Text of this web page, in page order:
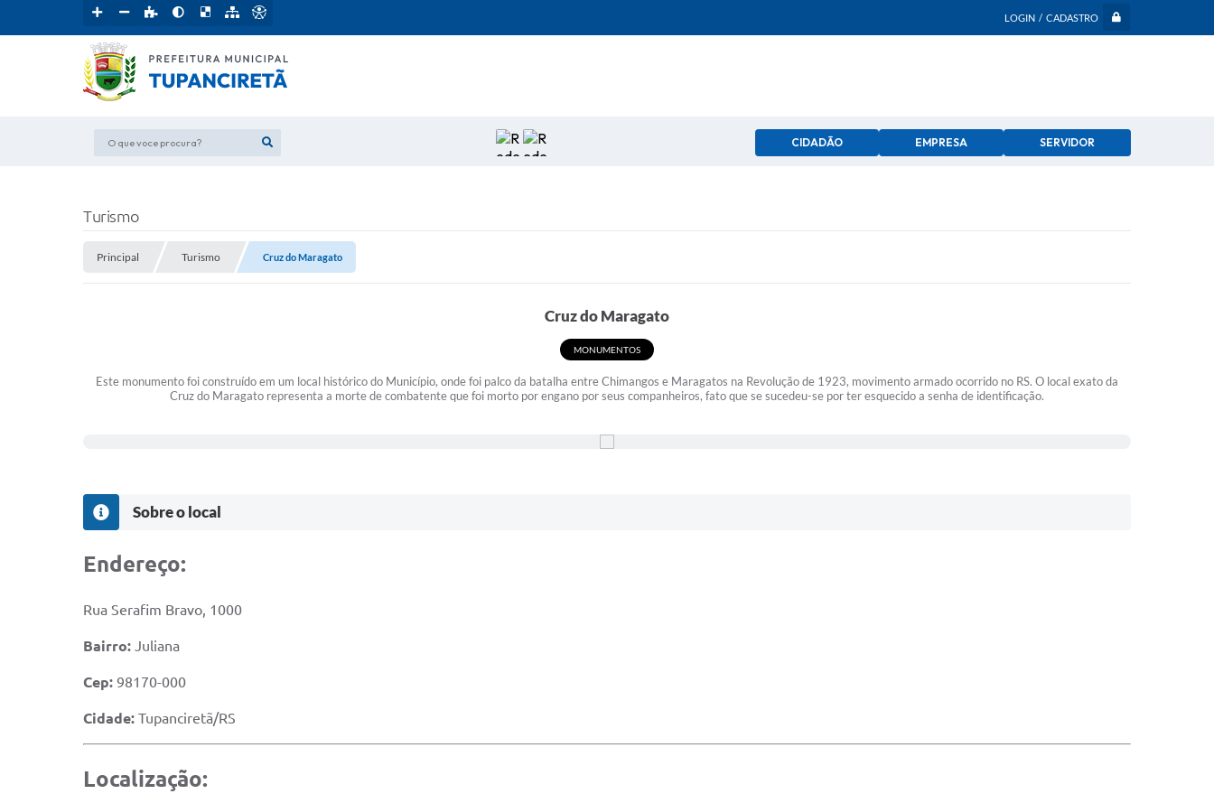
LOGIN / CADASTRO
O que voce procura? CIDADÃO EMPRESA SERVIDOR
Turismo
Principal Turismo Cruz do Maragato
Cruz do Maragato
MONUMENTOS
Este monumento foi construído em um local histórico do Município, onde foi palco da batalha entre Chimangos e Maragatos na Revolução de 1923, movimento armado ocorrido no RS. O local exato da
Cruz do Maragato representa a morte de combatente que foi morto por engano por seus companheiros, fato que se sucedeu-se por ter esquecido a senha de identificação.
Sobre o local
Endereço:
Rua Serafim Bravo, 1000
Bairro: Juliana
Cep: 98170-000
Cidade: Tupanciretã/RS
Localização: